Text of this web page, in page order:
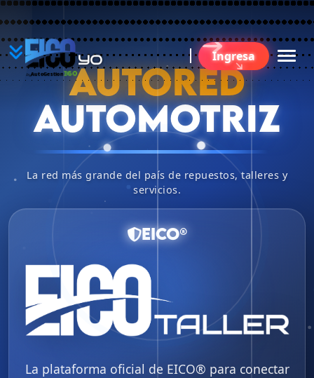
YO
BU
AutoGestion 360
Ingresa
AUTORED
AUTOMOTRIZ
La red más grande del país de repuestos, talleres y
servicios.
EICO®
La plataforma oficial de EICO® para conectar